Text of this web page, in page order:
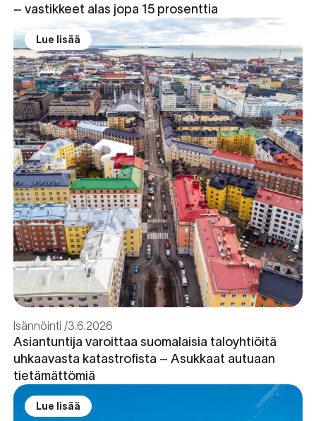
– vastikkeet alas jopa 15 prosenttia
Lue lisää
Isännöinti 3.6.2026
Asiantuntija varoittaa suomalaisia taloyhtiöitä
uhkaavasta katastrofista – Asukkaat autuaan
tietämättömiä
Lue lisää